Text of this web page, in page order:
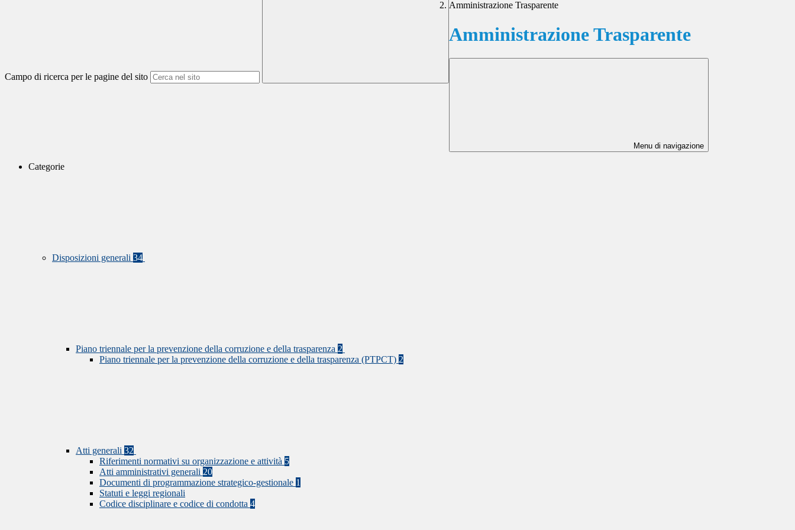
Campo di ricerca per le pagine del sito
Amministrazione Trasparente
Amministrazione Trasparente
Menu di navigazione
Categorie
Disposizioni generali 34
Piano triennale per la prevenzione della corruzione e della trasparenza 2
Piano triennale per la prevenzione della corruzione e della trasparenza (PTPCT) 2
Atti generali 32
Riferimenti normativi su organizzazione e attività 5
Atti amministrativi generali 20
Documenti di programmazione strategico-gestionale 1
Statuti e leggi regionali
Codice disciplinare e codice di condotta 4